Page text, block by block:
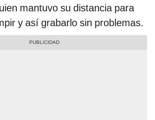
mantuvo su distancia para
y así grabarlo sin problemas.